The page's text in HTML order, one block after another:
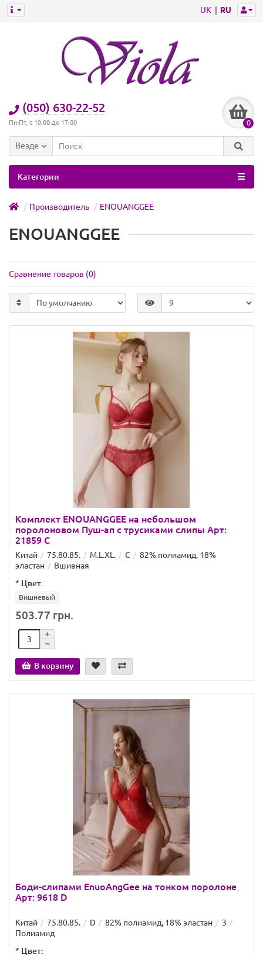
UK RU
(050) 630-22-52
Пн-Пт, с 10:00 до 17:00 0
Везде
Категории
Производитель ENOUANGGEE
ENOUANGGEE
Сравнение товаров (0)
Комплект ENOUANGGEE на небольшом
поролоновом Пуш-ап с трусиками слипы Арт:
21859 C
Китай 75.80.85. M.L.XL. C
82% полиамид, 18%
эластан
Вшивная
* Цвет:
Вишневый
503.77 грн.
В корзину
Боди-слипами EnuoAngGee на тонком поролоне
Арт: 9618 D
Китай 75.80.85. D 82% полиамид, 18% эластан
3
Полиамид
* Цвет: